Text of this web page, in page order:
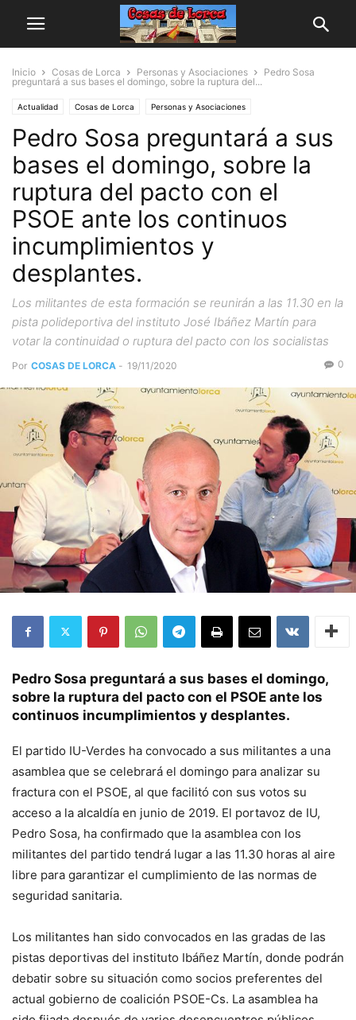
Inicio Cosas de Lorca Personas y Asociaciones
Pedro Sosa
preguntará a sus bases el domingo, sobre la ruptura del...
Actualidad Cosas de Lorca Personas y Asociaciones
Pedro Sosa preguntará a sus
bases el domingo, sobre la
ruptura del pacto con el
PSOE ante los continuos
incumplimientos y
desplantes.
Los militantes de esta formación se reunirán a las 11.30 en la
pista polideportiva del instituto José Ibáñez Martín para
votar la continuidad o ruptura del pacto con los socialistas
Por COSAS DE LORCA - 19/11/2020 0
Pedro Sosa preguntará a sus bases el domingo,
sobre la ruptura del pacto con el PSOE ante los
continuos incumplimientos y desplantes.
El partido IU-Verdes ha convocado a sus militantes a una
asamblea que se celebrará el domingo para analizar su
fractura con el PSOE, al que facilitó con sus votos su
acceso a la alcaldía en junio de 2019. El portavoz de IU,
Pedro Sosa, ha confirmado que la asamblea con los
militantes del partido tendrá lugar a las 11.30 horas al aire
libre para garantizar el cumplimiento de las normas de
seguridad sanitaria.
Los militantes han sido convocados en las gradas de las
pistas deportivas del instituto Ibáñez Martín, donde podrán
debatir sobre su situación como socios preferentes del
actual gobierno de coalición PSOE-Cs. La asamblea ha